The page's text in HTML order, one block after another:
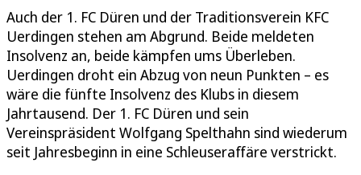
Auch der 1. FC Düren und der Traditionsverein KFC
Uerdingen stehen am Abgrund. Beide meldeten
Insolvenz an, beide kämpfen ums Überleben.
Uerdingen droht ein Abzug von neun Punkten – es
wäre die fünfte Insolvenz des Klubs in diesem
Jahrtausend. Der 1. FC Düren und sein
Vereinspräsident Wolfgang Spelthahn sind wiederum
seit Jahresbeginn in eine Schleuseraffäre verstrickt.